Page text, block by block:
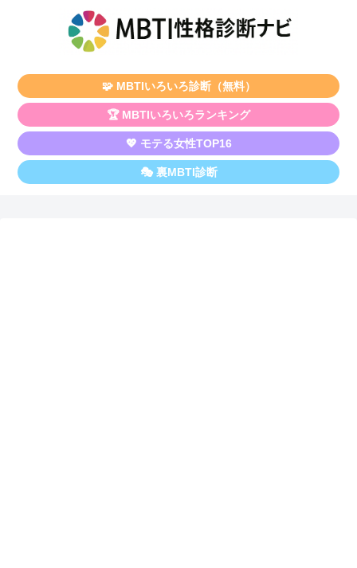
🧩 MBTIいろいろ診断（無料）
🏆 MBTIいろいろランキング
💖 モテる女性TOP16
🎭 裏MBTI診断